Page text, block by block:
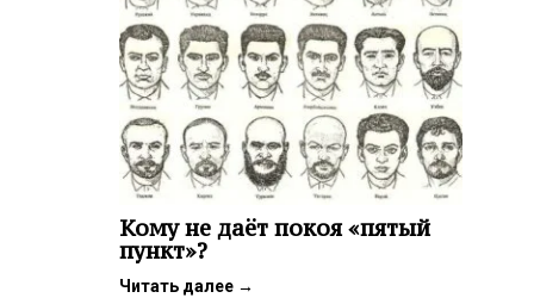
Кому не даёт покоя «пятый
пункт»?
Читать далее →